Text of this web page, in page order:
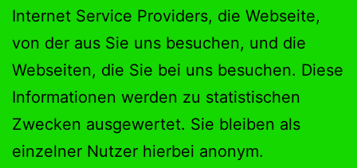
Internet Service Providers, die Webseite,
von der aus Sie uns besuchen, und die
Webseiten, die Sie bei uns besuchen. Diese
Informationen werden zu statistischen
Zwecken ausgewertet. Sie bleiben als
einzelner Nutzer hierbei anonym.